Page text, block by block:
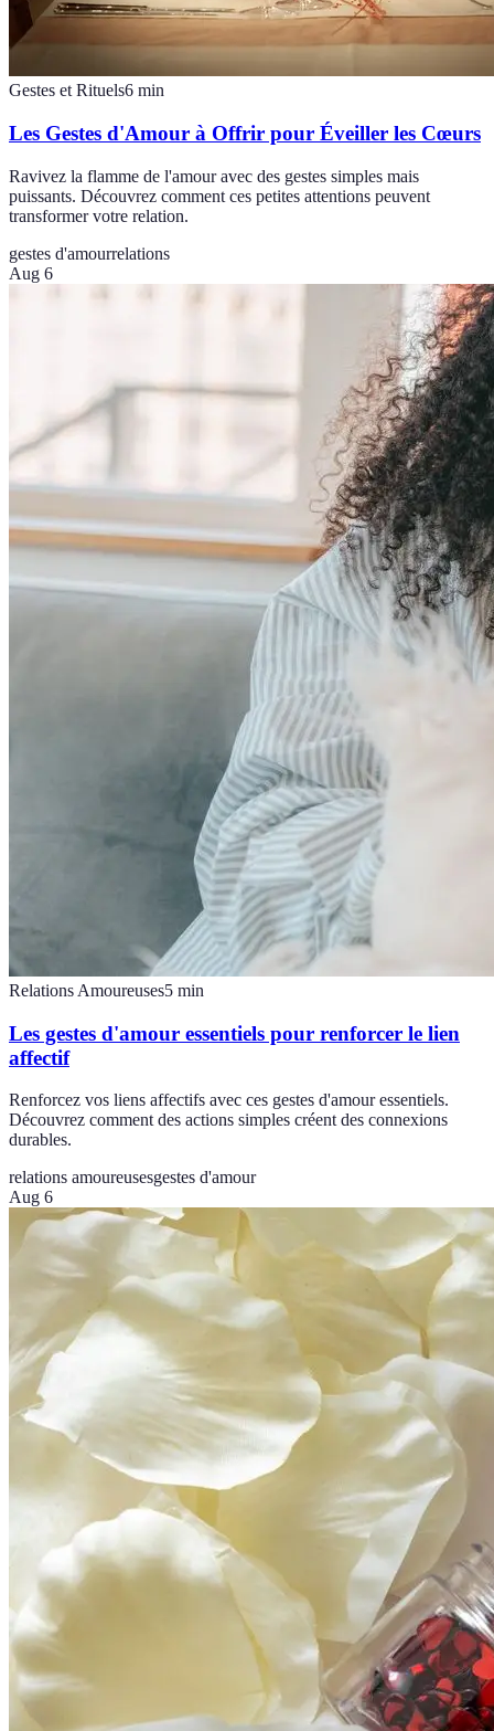
Gestes et Rituels6 min
Les Gestes d'Amour à Offrir pour Éveiller les Cœurs
Ravivez la flamme de l'amour avec des gestes simples mais
puissants. Découvrez comment ces petites attentions peuvent
transformer votre relation.
gestes d'amourrelations
Aug 6
Relations Amoureuses5 min
Les gestes d'amour essentiels pour renforcer le lien
affectif
Renforcez vos liens affectifs avec ces gestes d'amour essentiels.
Découvrez comment des actions simples créent des connexions
durables.
relations amoureusesgestes d'amour
Aug 6